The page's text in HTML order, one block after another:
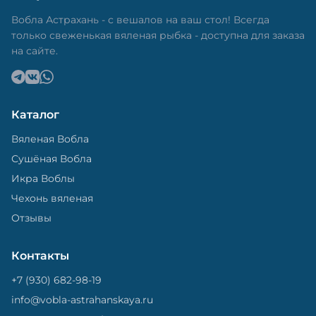
теряла влагу. Вяленая вобла — это не просто
вкусная еда, но и пример того, как можно сочетать
старые рецепты и современные технологии. Её
можно есть с напитками, и это будет очень вкусно.
Вобла Астрахань - с вешалов на ваш стол! Всегда
только свеженькая вяленая рыбка - доступна для заказа
на сайте.
Каталог
Вяленая Вобла
Сушёная Вобла
Икра Воблы
Чехонь вяленая
Отзывы
Контакты
+7 (930) 682-98-19
info@vobla-astrahanskaya.ru